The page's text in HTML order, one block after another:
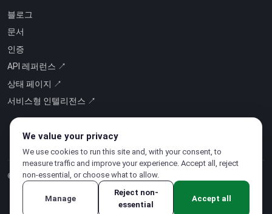
블로그
문서
인증
API 레퍼런스 ↗
상태 페이지 ↗
서비스형 인텔리전스 ↗
© 2026 CloudSigma Holding AG.모든 권리 보유
개인정보처리방침·서비스 약관
We value your privacy
We use cookies to run this site and, with your consent, to
measure traffic and improve your experience. Accept all, reject
non-essential, or choose what to allow.
Manage
Reject non-
essential
Accept all